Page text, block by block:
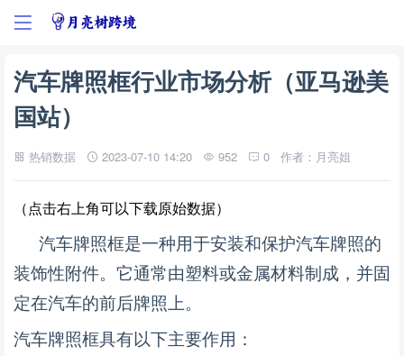
汽车牌照框行业市场分析（亚马逊美
国站）
热销数据 2023-07-10 14:20 952 0 作者：月亮姐
（点击右上角可以下载原始数据）
汽车牌照框是一种用于安装和保护汽车牌照的
装饰性附件。它通常由塑料或金属材料制成，并固
定在汽车的前后牌照上。
汽车牌照框具有以下主要作用：